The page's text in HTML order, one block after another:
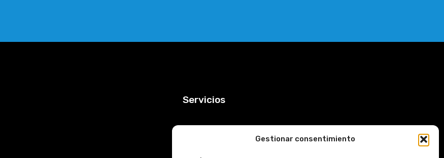
Gestionar consentimiento
Servicios